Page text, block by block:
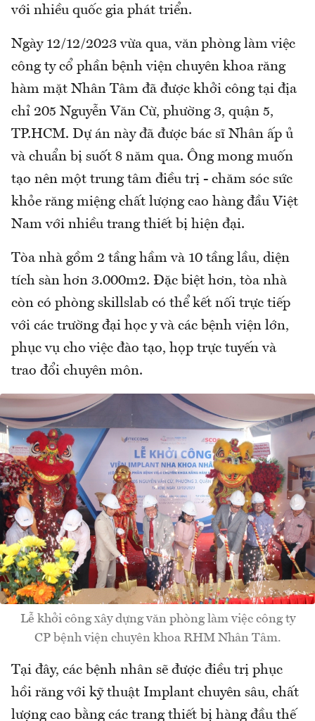
với nhiều quốc gia phát triển.
Ngày 12/12/2023 vừa qua, văn phòng làm việc
công ty cổ phần bệnh viện chuyên khoa răng
hàm mặt Nhân Tâm đã được khởi công tại địa
chỉ 205 Nguyễn Văn Cừ, phường 3, quận 5,
TP.HCM. Dự án này đã được bác sĩ Nhân ấp ủ
và chuẩn bị suốt 8 năm qua. Ông mong muốn
tạo nên một trung tâm điều trị - chăm sóc sức
khỏe răng miệng chất lượng cao hàng đầu Việt
Nam với nhiều trang thiết bị hiện đại.
Tòa nhà gồm 2 tầng hầm và 10 tầng lầu, diện
tích sàn hơn 3.000m2. Đặc biệt hơn, tòa nhà
còn có phòng skillslab có thể kết nối trực tiếp
với các trường đại học y và các bệnh viện lớn,
phục vụ cho việc đào tạo, họp trực tuyến và
trao đổi chuyên môn.
Lễ khởi công xây dựng văn phòng làm việc công ty
CP bệnh viện chuyên khoa RHM Nhân Tâm.
Tại đây, các bệnh nhân sẽ được điều trị phục
hồi răng với kỹ thuật Implant chuyên sâu, chất
lượng cao bằng các trang thiết bị hàng đầu thế